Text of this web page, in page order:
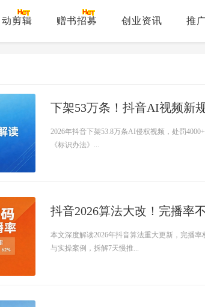
动剪辑 赠书招募 创业资讯 推
下架53万条！抖音AI视频新
2026年抖音下架53.8万条AI侵权视频，处罚
《标识办法》...
抖音2026算法大改！完播率
本文深度解读2026年抖音算法重大更新，完播
与实操案例，拆解7天慢推...